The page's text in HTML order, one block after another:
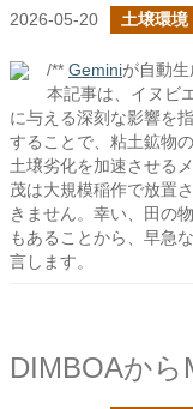
2026-05-20 土壌環境
/** Geminiが自動
本記事は、イヌビ
に与える深刻な影響を
することで、粘土鉱物
土壌劣化を加速させる
茂は大規模稲作で放置
きません。幸い、田の
もあることから、早急
言します。
DIMBOAから